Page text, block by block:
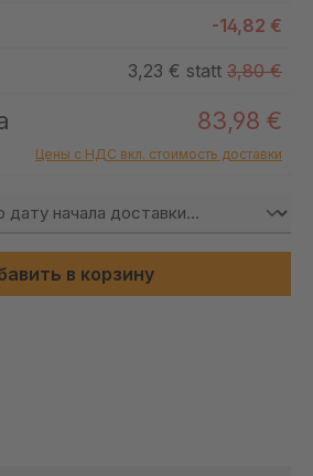
-14,82 €
3,23 € statt 3,80 €
83,98 €
Цены с НДС вкл. стоимость доставки
в корзину